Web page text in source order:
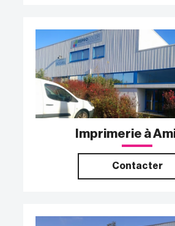
Imprimerie à
Contacter